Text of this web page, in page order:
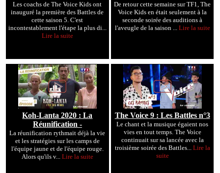
Les coachs de The Voice Kids ont
inauguré la première des Battles de
cette saison 5. C'est
incontestablement l'étape la plus di...
Lire la suite
De retour cette semaine sur TF1, The
Voice Kids en était seulement à la
seconde soirée des auditions à
l'aveugle de la saison ... Lire la suite
Koh-Lanta 2020 : La
Réunification -
La réunification rythmait déjà la vie
et les stratégies sur les camps de
l'équipe jaune et de l'équipe rouge.
Alors qu'ils v... Lire la suite
The Voice 9 : Les Battles n°3
Le chant et la musique égaient nos
vies en tout temps. The Voice
continuait sur sa lancée avec la
troisième soirée des Battles... Lire la
suite